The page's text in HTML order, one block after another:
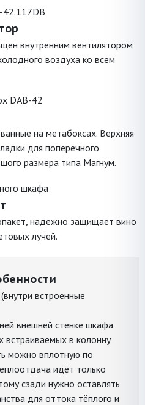
внутренним вентилятором
воздуха ко всем
на метабоксах. Верхняя
для поперечного
размера типа Магнум.
надежно защищает вино
лучей.
встроенные
внешней стенке шкафа
встраиваемых в колонну
можно вплотную по
идёт только
сзади нужно оставлять
для оттока тёплого и